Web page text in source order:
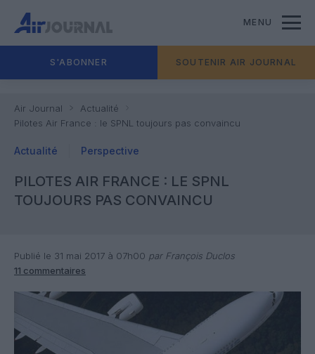
MENU
S'ABONNER SOUTENIR AIR JOURNAL
Air Journal
Actualité
Pilotes Air France : le SPNL toujours pas convaincu
Actualité Perspective
PILOTES AIR FRANCE : LE SPNL
TOUJOURS PAS CONVAINCU
Publié le 31 mai 2017 à 07h00 par François Duclos
11 commentaires